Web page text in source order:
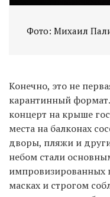
Фото: Михаил
Конечно, это не
карантинный
концерт на крыше
места на балконах
дворы, пляжи и
небом стали
импровизированных
масках и строгом